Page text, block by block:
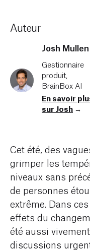
Auteur
Josh Mullen
Gestionnaire
produit,
BrainBox AI
En savoir
sur Josh →
Cet été, des
grimper les
niveaux sans
de personnes
extrême. Dans
effets du
été aussi
discussions